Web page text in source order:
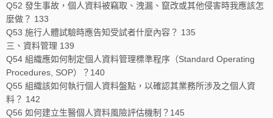
Q52 發生事故，個人資料被竊取、洩漏、竄改或其他侵害時我應該怎
麼做？ 133
Q53 施行人體試驗時應告知受試者什麼內容？ 135
三、資料管理 139
Q54 組織應如何制定個人資料管理標準程序（Standard Operating
Procedures, SOP）？140
Q55 組織該如何執行個人資料盤點，以確認其業務所涉及之個人資
料？ 142
Q56 如何建立生醫個人資料風險評估機制？145